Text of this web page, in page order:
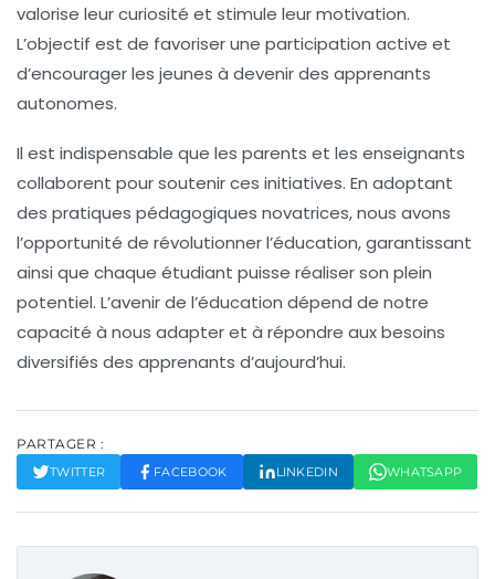
valorise leur curiosité et stimule leurmotivation.
L’objectif est de favoriser une participation active et
d’encourager les jeunes à devenir des apprenants
autonomes.
Il est indispensable que les parents et les enseignants
collaborent pour soutenir ces initiatives. En adoptant
des pratiques pédagogiques novatrices, nous avons
l’opportunité de révolutionner l’éducation, garantissant
ainsi que chaque étudiant puisse réaliser son plein
potentiel. L’avenir de l’éducation dépend de notre
capacité à nous adapter et à répondre aux besoins
diversifiés des apprenants d’aujourd’hui.
PARTAGER :
TWITTER FACEBOOK LINKEDIN WHATSAPP